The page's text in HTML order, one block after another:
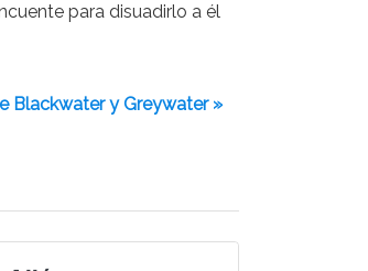
para disuadirlo a él
Blackwater y Greywater »